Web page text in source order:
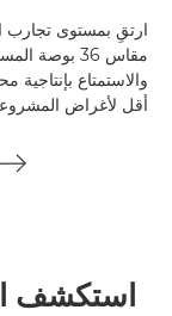
مقاس 36
والاستمتاع
أقل لأغراض
استكشف